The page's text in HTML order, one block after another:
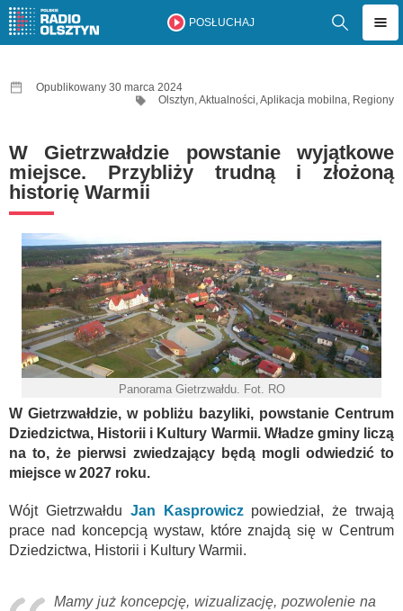
POSŁUCHAJ
Opublikowany 30 marca 2024
Olsztyn,Aktualności,Aplikacja mobilna, Regiony
W Gietrzwałdzie powstanie wyjątkowe
miejsce. Przybliży trudną i złożoną
historię Warmii
Panorama Gietrzwałdu. Fot. RO
W Gietrzwałdzie, w pobliżu bazyliki, powstanie Centrum
Dziedzictwa, Historii i Kultury Warmii. Władze gminy liczą
na to, że pierwsi zwiedzający będą mogli odwiedzić to
miejsce w 2027 roku.
Wójt Gietrzwałdu Jan Kasprowiczpowiedział, że trwają
prace nad koncepcją wystaw, które znajdą się w Centrum
Dziedzictwa, Historii i Kultury Warmii.
Mamy już koncepcję, wizualizację, pozwolenie na